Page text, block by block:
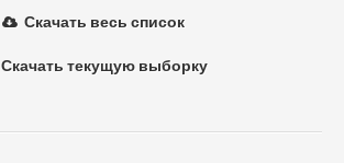
Скачать весь список
Скачать текущую выборку